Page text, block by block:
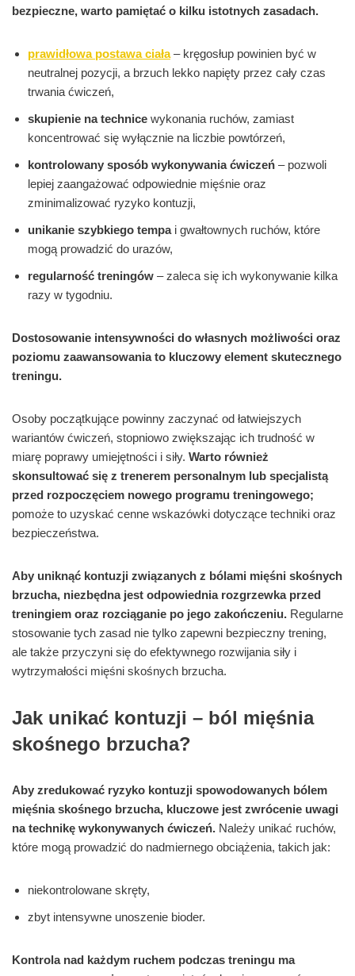
bezpieczne, warto pamiętać o kilku istotnych zasadach.
prawidłowa postawa ciała– kręgosłup powinien być w
neutralnej pozycji, a brzuch lekko napięty przez cały czas
trwania ćwiczeń,
skupienie na technice wykonania ruchów, zamiast
koncentrować się wyłącznie na liczbie powtórzeń,
kontrolowany sposób wykonywania ćwiczeń – pozwoli
lepiej zaangażować odpowiednie mięśnie oraz
zminimalizować ryzyko kontuzji,
unikanie szybkiego tempai gwałtownych ruchów, które
mogą prowadzić do urazów,
regularność treningów – zaleca się ich wykonywanie kilka
razy w tygodniu.
Dostosowanie intensywności do własnych możliwości oraz
poziomu zaawansowania to kluczowy element skutecznego
treningu.
Osoby początkujące powinny zaczynać od łatwiejszych
wariantów ćwiczeń, stopniowo zwiększając ich trudność w
miarę poprawy umiejętności i siły. Warto również
skonsultować się z trenerem personalnym lub specjalistą
przed rozpoczęciem nowego programu treningowego;
pomoże to uzyskać cenne wskazówki dotyczące techniki oraz
bezpieczeństwa.
Aby uniknąć kontuzji związanych z bólami mięśni skośnych
brzucha, niezbędna jest odpowiednia rozgrzewka przed
treningiem oraz rozciąganie po jego zakończeniu. Regularne
stosowanie tych zasad nie tylko zapewni bezpieczny trening,
ale także przyczyni się do efektywnego rozwijania siły i
wytrzymałości mięśni skośnych brzucha.
Jak unikać kontuzji – ból mięśnia
skośnego brzucha?
Aby zredukować ryzyko kontuzji spowodowanych bólem
mięśnia skośnego brzucha, kluczowe jest zwrócenie uwagi
na technikę wykonywanych ćwiczeń. Należy unikać ruchów,
które mogą prowadzić do nadmiernego obciążenia, takich jak:
niekontrolowane skręty,
zbyt intensywne unoszenie bioder.
Kontrola nad każdym ruchem podczas treningu ma